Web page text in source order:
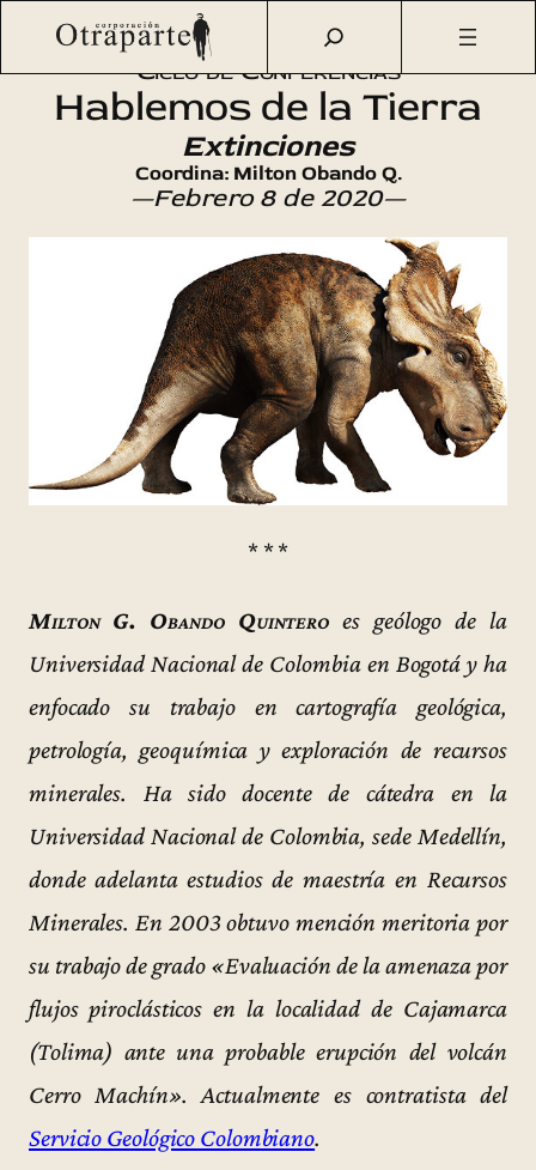
Saltar
Otraparte.org /Agenda Cultural Ciencia Extinciones
Ciclo de Conferencias
Hablemos de la Tierra
Extinciones
Coordina: Milton Obando Q.
—Febrero 8 de 2020—
* * *
Milton G. Obando Quintero es geólogo de la
Universidad Nacional de Colombia en Bogotá y ha
enfocado su trabajo en cartografía geológica,
petrología, geoquímica y exploración de recursos
minerales. Ha sido docente de cátedra en la
Universidad Nacional de Colombia, sede Medellín,
donde adelanta estudios de maestría en Recursos
Minerales. En 2003 obtuvo mención meritoria por
su trabajo de grado «Evaluación de la amenaza por
flujos piroclásticos en la localidad de Cajamarca
(Tolima) ante una probable erupción del volcán
Cerro Machín». Actualmente es contratista del
Servicio Geológico Colombiano.